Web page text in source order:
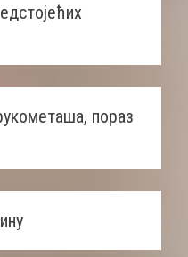
пораз